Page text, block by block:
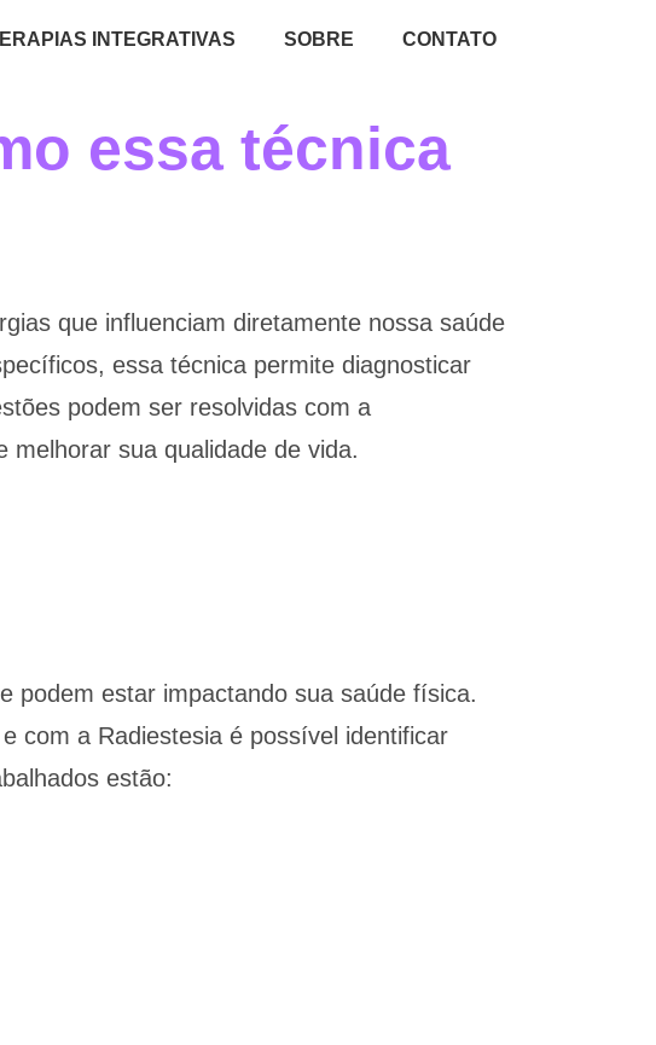
INTEGRATIVAS SOBRE CONTATO
essa técnica
que influenciam diretamente nossa saúde
essa técnica permite diagnosticar
podem ser resolvidas com a
melhorar sua qualidade de vida.
podem estar impactando sua saúde física.
com a Radiestesia é possível identificar
estão: